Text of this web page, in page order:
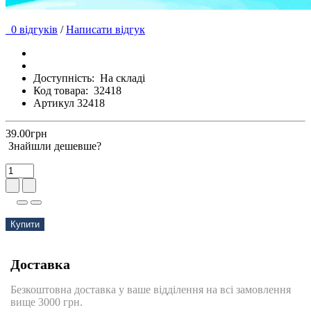
0 відгуків / Написати відгук
Доступність: На складі
Код товара: 32418
Артикул 32418
39.00грн
Знайшли дешевше?
Купити
Доставка
Безкоштовна доставка у ваше відділення на всі замовлення
вище 3000 грн.